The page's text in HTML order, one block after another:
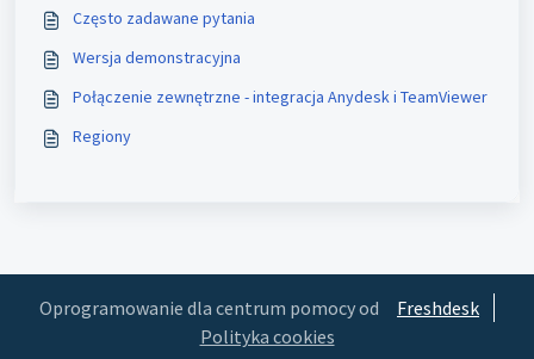
Często zadawane pytania
Wersja demonstracyjna
Połączenie zewnętrzne - integracja Anydesk i TeamViewer
Regiony
Oprogramowanie dla centrum pomocy od
Freshdesk
Polityka cookies